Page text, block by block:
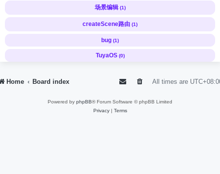
场景编辑 (1)
createScene路由 (1)
bug (1)
TuyaOS (0)
Home Board index All times are
Powered by phpBB® Forum Software © phpBB Limited
Privacy| Terms